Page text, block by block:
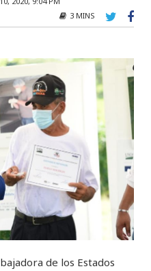
3 MINS
de los Estados